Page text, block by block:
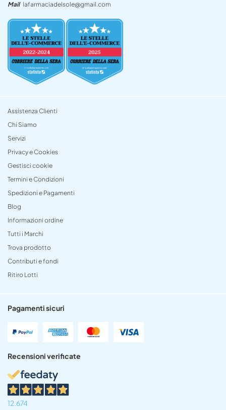
Mail lafarmaciadelsole@gmail.com
Assistenza Clienti
Chi Siamo
Servizi
Privacy e Cookies
Gestisci cookie
Termini e Condizioni
Spedizioni e Pagamenti
Blog
Informazioni ordine
Tutti i Marchi
Trova prodotto
Contributi e fondi
Ritiro Lotti
Pagamenti sicuri
Recensioni verificate
12.674